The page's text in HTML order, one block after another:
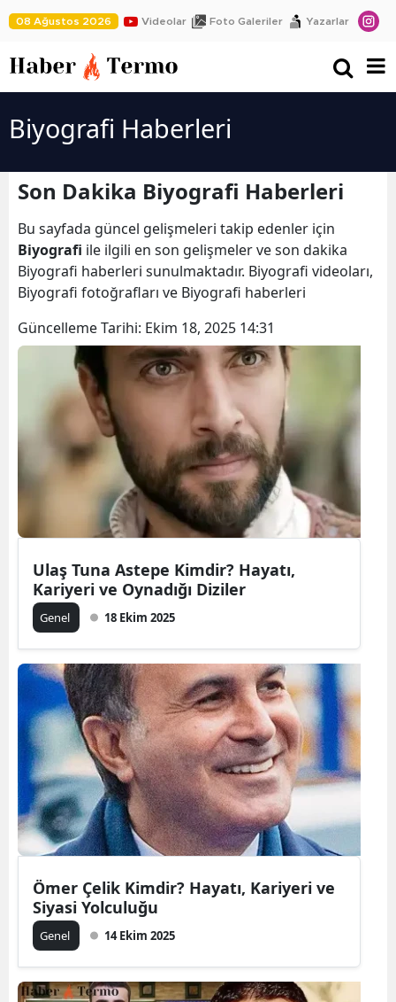
08 Ağustos 2026 Videolar Foto Galeriler Yazarlar
Biyografi Haberleri
Son Dakika Biyografi Haberleri
Bu sayfada güncel gelişmeleri takip edenler için
Biyografi ile ilgili en son gelişmeler ve son dakika
Biyografi haberleri sunulmaktadır. Biyografi videoları,
Biyografi fotoğrafları ve Biyografi haberleri
Güncelleme Tarihi: Ekim 18, 2025 14:31
Ulaş Tuna Astepe Kimdir? Hayatı,
Kariyeri ve Oynadığı Diziler
Genel 18 Ekim 2025
Ömer Çelik Kimdir? Hayatı, Kariyeri ve
Siyasi Yolculuğu
Genel 14 Ekim 2025